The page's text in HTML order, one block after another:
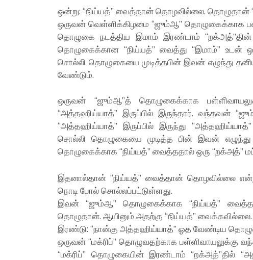
ஒன்று: “நிய்யத்” வைத்தான் தொழவில்லை. தொழுதான்
ஒருவன் வெள்ளிக்கிழமை “ஜும்ஆ” தொழுகைக்காக
தொழுகை நடத்திய இமாம் இரண்டாம் “றக்அத்”தின்
தொழுகைக்கான “நிய்யத்” வைத்து “இமாம்” உடன்
சொல்லி தொழுகையை முடித்தபின் இவன் எழுந்து
வேண்டும்.
ஒருவன் “ஜும்ஆ”த் தொழுகைக்காக
“அத்தஹிய்யாத்” இருப்பில் இருந்தார். வந்தவன்
“அத்தஹிய்யாத்” இருப்பில் இருந்து
சொல்லி தொழுகையை முடித்த பின் இவன்
தொழுகைக்காக “நிய்யத்” வைத்ததால் ஒரு “றக்அத்”
இதனால்தான் “நிய்யத்” வைத்தான் தொழவில்லை
நொடி போல் சொல்லப்பட்டுள்ளது.
இவன் “ஜும்ஆ” தொழுகைக்காக “நிய்யத்”
தொழுதான். ஆயினும் அதற்கு “நிய்யத்” வைக்கவில்லை.
இரண்டு: “நான்கு அத்தஹிய்யாத்” ஓத வேண்டிய
ஒருவன் “மக்ரிப்” தொழுவதற்காக பள்ளிவாயலுக்கு
“மக்ரிப்” தொழுகையின் இரண்டாம் “றக்அத்”தில்